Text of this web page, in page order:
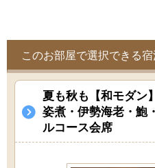
このお部屋で選択できる
夏も秋も【和モダン
姿煮・伊勢海老・鮑
ルコース会席